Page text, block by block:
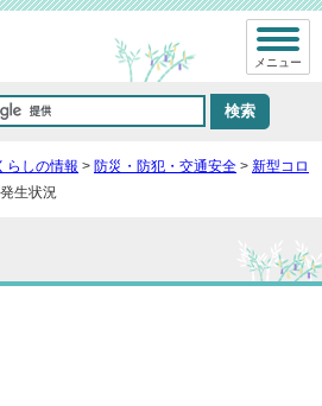
メニュー
らしの情報 > 防災・防犯・交通安全 > 新型コロ
生状況